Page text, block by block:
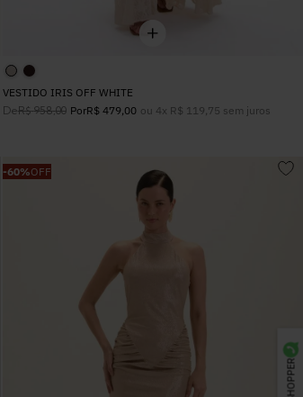
VESTIDO IRIS OFF WHITE
DeR$ 958,00 PorR$ 479,00 ou 4x R$ 119 75 sem juros
-60%OFF